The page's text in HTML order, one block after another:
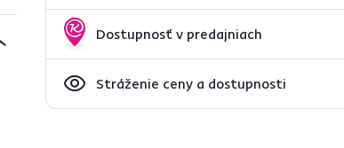
Dostupnosť v predajniach
Stráženie ceny a dostupnosti